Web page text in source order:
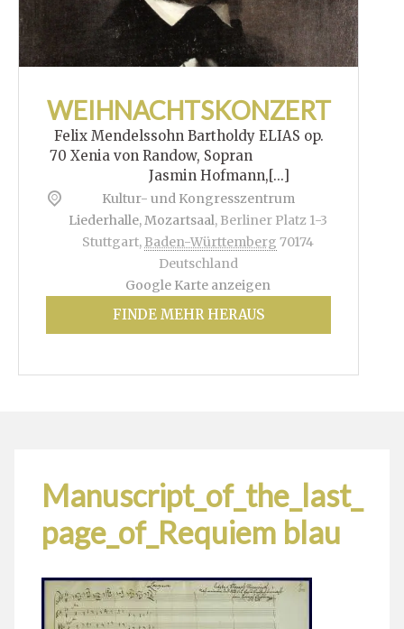
WEIHNACHTSKONZERT
Felix Mendelssohn Bartholdy ELIAS op.
70 Xenia von Randow, Sopran
Jasmin Hofmann,[...]
Kultur- und Kongresszentrum
Liederhalle, Mozartsaal, Berliner Platz 1-3
Stuttgart, Baden-Württemberg 70174
Deutschland
Google Karte anzeigen
FINDE MEHR HERAUS
Manuscript_of_the_last_
page_of_Requiem blau